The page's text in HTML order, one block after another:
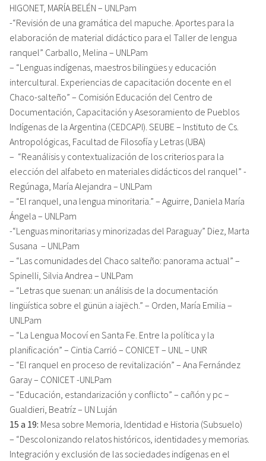
HIGONET, MARÍA BELÉN – UNLPam
-“Revisión de una gramática del mapuche. Aportes para la
elaboración de material didáctico para el Taller de lengua
ranquel” Carballo, Melina – UNLPam
– “Lenguas indígenas, maestros bilingües y educación
intercultural. Experiencias de capacitación docente en el
Chaco-salteño” – Comisión Educación del Centro de
Documentación, Capacitación y Asesoramiento de Pueblos
Indígenas de la Argentina (CEDCAPI). SEUBE – Instituto de Cs.
Antropológicas, Facultad de Filosofía y Letras (UBA)
– “Reanálisis y contextualización de los criterios para la
elección del alfabeto en materiales didácticos del ranquel” -
Regúnaga, María Alejandra – UNLPam
– “El ranquel, una lengua minoritaria.” – Aguirre, Daniela María
Ángela – UNLPam
-“Lenguas minoritarias y minorizadas del Paraguay” Diez, Marta
Susana – UNLPam
– “Las comunidades del Chaco salteño: panorama actual” –
Spinelli, Silvia Andrea – UNLPam
– “Letras que suenan: un análisis de la documentación
lingüística sobre el günün a iajëch.” – Orden, María Emilia –
UNLPam
– “La Lengua Mocoví en Santa Fe. Entre la política y la
planificación” – Cintia Carrió – CONICET – UNL – UNR
– “El ranquel en proceso de revitalización” – Ana Fernández
Garay – CONICET -UNLPam
– “Educación, estandarización y conflicto” – cañón y pc –
Gualdieri, Beatríz – UN Luján
15 a 19: Mesa sobre Memoria, Identidad e Historia (Subsuelo)
– “Descolonizando relatos históricos, identidades y memorias.
Integración y exclusión de las sociedades indígenas en el